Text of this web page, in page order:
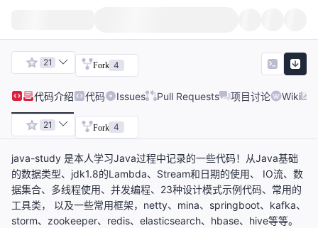
21 Fork 4
代码介绍 代码 Issues Pull Requests 项目讨论 Wiki
21 Fork 4
java-study 是本人学习Java过程中记录的一些代码！从Java基础
的数据类型、jdk1.8的Lambda、Stream和日期的使用、 IO流、数
据集合、多线程使用、并发编程、23种设计模式示例代码、常用的
工具类， 以及一些常用框架，netty、mina、springboot、kafka、
storm、zookeeper、redis、elasticsearch、hbase、hive等等。